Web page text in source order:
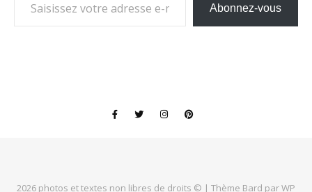
Abonnez-vous
2026 photos et textes non libres de droits © | Thème Bard parWP